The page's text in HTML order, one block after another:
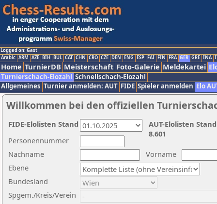
Logged on: Gast
Arabic ARM AZE BIH BUL CAT CHN CRO CZE DEN ENG ESP FAI FIN FRA GER GRE INA
Home TurnierDB Meisterschaft Foto-Galerie Meldekartei
Turnierschach-Elozahl Schnellschach-Elozahl
Allgemeines Turnier anmelden: AUT FIDE Spieler anmelden Elo
Willkommen bei den offiziellen
Nachname
Vorname
Ebene
Personennummer
Bundesland
Spgem./Kreis/Verein
AUT-Elolisten
8.601
FIDE-Elolisten Stand